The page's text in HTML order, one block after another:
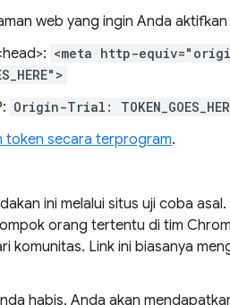
web yang ingin Anda
<meta http-
Origin-Trial:
token secara terprogram.
ini melalui situs uji coba
orang tertentu di tim
komunitas. Link ini biasanya
habis, Anda akan